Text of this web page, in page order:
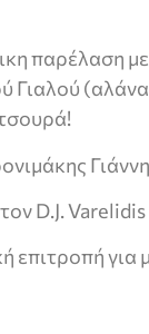
παρέλαση
Γιαλού
D.J. Varelidis
επιτροπή για